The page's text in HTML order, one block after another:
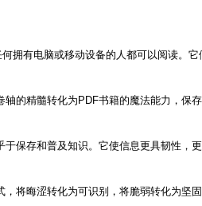
拥有电脑或移动设备的人都可以阅读。它
的精髓转化为PDF书籍的魔法能力，保存
保存和普及知识。它使信息更具韧性，
将晦涩转化为可识别，将脆弱转化为坚